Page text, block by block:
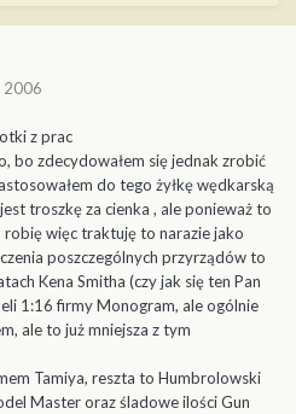
2006
z prac
bo zdecydowałem się jednak zrobić
do tego żyłkę wędkarską
troszkę za cienka , ale ponieważ to
więc traktuję to narazie jako
poszczególnych przyrządów to
Kena Smitha (czy jak się ten Pan
1:16 firmy Monogram, ale ogólnie
ale to już mniejsza z tym
Tamiya, reszta to Humbrolowski
Master oraz śladowe ilości Gun